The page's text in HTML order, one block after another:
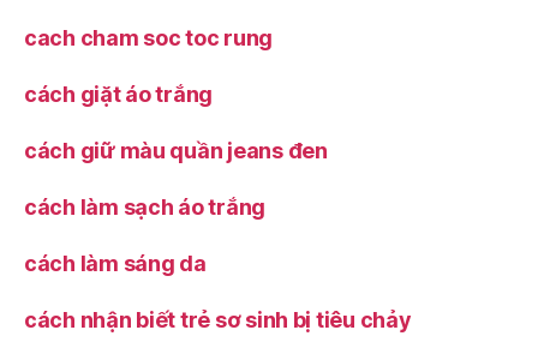
cach cham soc toc rung
cách giặt áo trắng
cách giữ màu quần jeans đen
cách làm sạch áo trắng
cách làm sáng da
cách nhận biết trẻ sơ sinh bị tiêu chảy